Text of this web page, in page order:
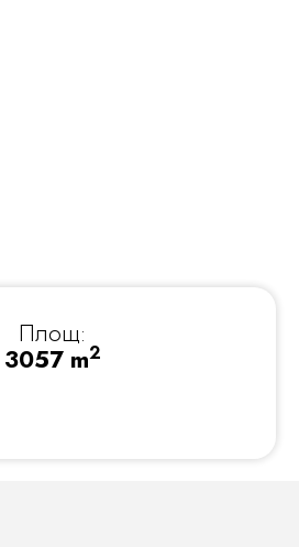
Площ:
3057 m2